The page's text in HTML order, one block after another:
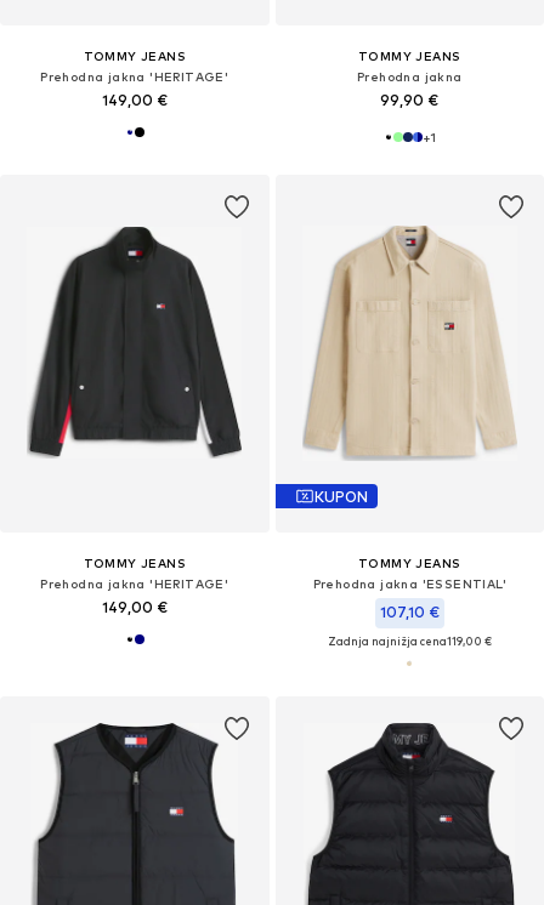
TOMMY JEANS
Prehodna jakna 'HERITAGE'
149,00 €
TOMMY JEANS
Prehodna jakna
99,90 €
+1
TOMMY JEANS
Prehodna jakna 'HERITAGE'
149,00 €
KUPON
TOMMY JEANS
Prehodna jakna 'ESSENTIAL'
107,10 €
Zadnja najnižja cena119,00 €